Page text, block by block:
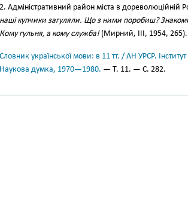
2. Адміністративний район міста в дореволюційній
наші купчики загуляли. Що з ними поробиш?
Кому гульня, а кому служба!(Мирний, III, 1954, 265).
Словник української мови: в 11 тт. / АН УРСР.
Наукова думка, 1970—1980. — Т. 11. — С. 282.